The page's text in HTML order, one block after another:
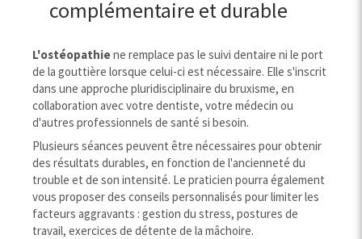
complémentaire et durable
L'ostéopathiene remplace pas le suivi dentaire ni le port
de la gouttière lorsque celui-ci est nécessaire. Elle s'inscrit
dans une approche pluridisciplinaire du bruxisme, en
collaboration avec votre dentiste, votre médecin ou
d'autres professionnels de santé si besoin.
Plusieurs séances peuvent être nécessaires pour obtenir
des résultats durables, en fonction de l'ancienneté du
trouble et de son intensité. Le praticien pourra également
vous proposer des conseils personnalisés pour limiter les
facteurs aggravants : gestion du stress, postures de
travail, exercices de détente de la mâchoire.